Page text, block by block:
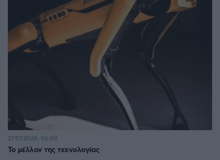
Το μέλλον της τεχνολογίας
27.07.2026, 06:00